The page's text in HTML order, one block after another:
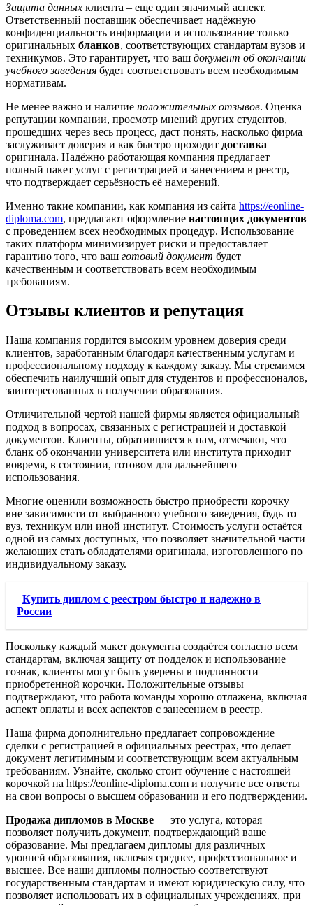
Защита данных клиента – еще один значимый аспект.
Ответственный поставщик обеспечивает надёжную
конфиденциальность информации и использование только
оригинальных бланков, соответствующих стандартам вузов и
техникумов. Это гарантирует, что ваш документ об окончании
учебного заведения будет соответствовать всем необходимым
нормативам.
Не менее важно и наличие положительных отзывов. Оценка
репутации компании, просмотр мнений других студентов,
прошедших через весь процесс, даст понять, насколько фирма
заслуживает доверия и как быстро проходит доставка
оригинала. Надёжно работающая компания предлагает
полный пакет услуг с регистрацией и занесением в реестр,
что подтверждает серьёзность её намерений.
Именно такие компании, как компания из сайта https://eonline-
diploma.com, предлагают оформление настоящих документов
с проведением всех необходимых процедур. Использование
таких платформ минимизирует риски и предоставляет
гарантию того, что ваш готовый документ будет
качественным и соответствовать всем необходимым
требованиям.
Отзывы клиентов и репутация
Наша компания гордится высоким уровнем доверия среди
клиентов, заработанным благодаря качественным услугам и
профессиональному подходу к каждому заказу. Мы стремимся
обеспечить наилучший опыт для студентов и профессионалов,
заинтересованных в получении образования.
Отличительной чертой нашей фирмы является официальный
подход в вопросах, связанных с регистрацией и доставкой
документов. Клиенты, обратившиеся к нам, отмечают, что
бланк об окончании университета или института приходит
вовремя, в состоянии, готовом для дальнейшего
использования.
Многие оценили возможность быстро приобрести корочку
вне зависимости от выбранного учебного заведения, будь то
вуз, техникум или иной институт. Стоимость услуги остаётся
одной из самых доступных, что позволяет значительной части
желающих стать обладателями оригинала, изготовленного по
индивидуальному заказу.
Купить диплом с реестром быстро и надежно в
России
Поскольку каждый макет документа создаётся согласно всем
стандартам, включая защиту от подделок и использование
гознак, клиенты могут быть уверены в подлинности
приобретенной корочки. Положительные отзывы
подтверждают, что работа команды хорошо отлажена, включая
аспект оплаты и всех аспектов с занесением в реестр.
Наша фирма дополнительно предлагает сопровождение
сделки с регистрацией в официальных реестрах, что делает
документ легитимным и соответствующим всем актуальным
требованиям. Узнайте, сколько стоит обучение с настоящей
корочкой на https://eonline-diploma.com и получите все ответы
на свои вопросы о высшем образовании и его подтверждении.
Продажа дипломов в Москве — это услуга, которая
позволяет получить документ, подтверждающий ваше
образование. Мы предлагаем дипломы для различных
уровней образования, включая среднее, профессиональное и
высшее. Все наши дипломы полностью соответствуют
государственным стандартам и имеют юридическую силу, что
позволяет использовать их в официальных учреждениях, при